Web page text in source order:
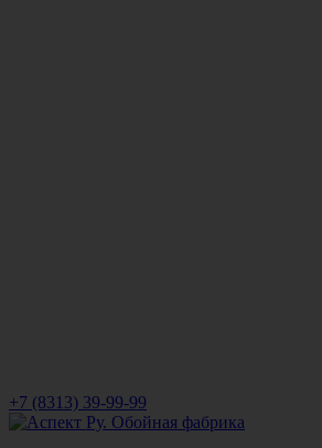
+7 (8313) 39-99-99